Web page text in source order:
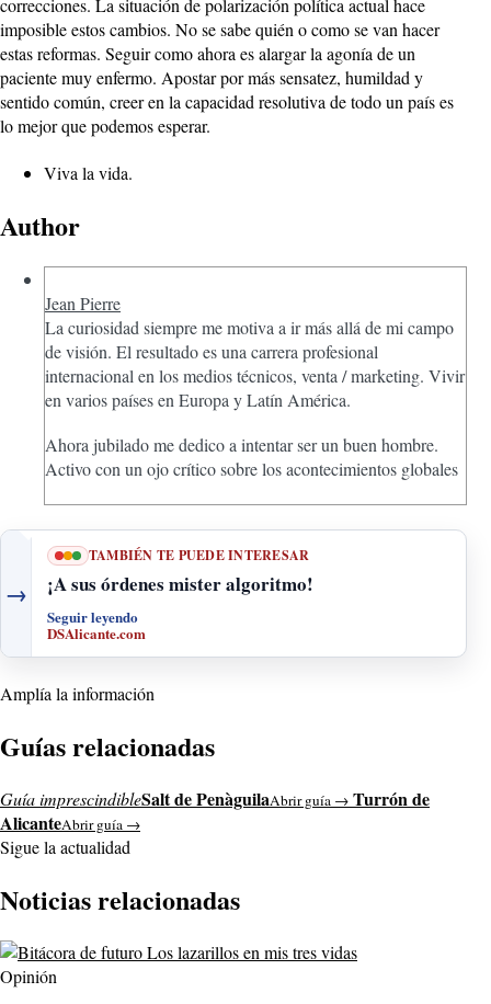
correcciones. La situación de polarización política actual hace
imposible estos cambios. No se sabe quién o como se van hacer
estas reformas. Seguir como ahora es alargar la agonía de un
paciente muy enfermo. Apostar por más sensatez, humildad y
sentido común, creer en la capacidad resolutiva de todo un país es
lo mejor que podemos esperar.
Viva la vida.
Author
Jean Pierre
La curiosidad siempre me motiva a ir más allá de mi campo
de visión. El resultado es una carrera profesional
internacional en los medios técnicos, venta / marketing. Vivir
en varios países en Europa y Latín América.
Ahora jubilado me dedico a intentar ser un buen hombre.
Activo con un ojo crítico sobre los acontecimientos globales
→
TAMBIÉN TE PUEDE INTERESAR
¡A sus órdenes mister algoritmo!
Seguir leyendo
DSAlicante.com
Amplía la información
Guías relacionadas
Guía imprescindibleSalt de PenàguilaAbrir guía → Turrón de
AlicanteAbrir guía →
Sigue la actualidad
Noticias relacionadas
Opinión